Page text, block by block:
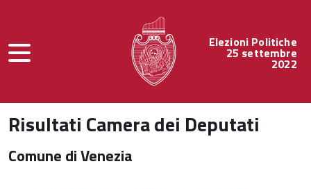
Elezioni Politiche
25 settembre
2022
Risultati Camera dei Deputati
Comune di Venezia